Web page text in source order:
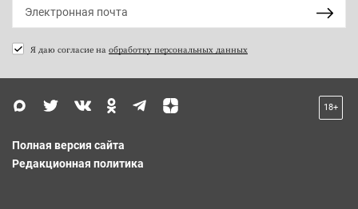
Я даю согласие на обработку персональных данных
18+
Полная версия сайта
Редакционная политика